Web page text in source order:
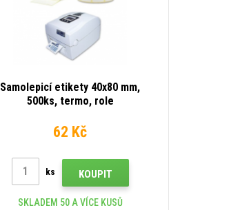
Samolepicí etikety 40x80 mm,
500ks, termo, role
62 Kč
ks KOUPIT
SKLADEM 50 A VÍCE KUSŮ